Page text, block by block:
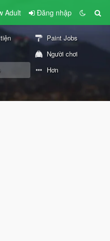
Adult Đăng nhập
Paint Jobs
Người chơi
Hơn